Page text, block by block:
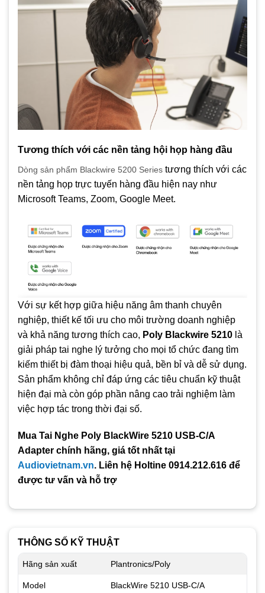
Tương thích với các nền tảng hội họp hàng đầu
Dòng sản phẩm Blackwire 5200 Series tương thích với các
nền tảng họp trực tuyến hàng đầu hiện nay như
Microsoft Teams, Zoom, Google Meet.
Với sự kết hợp giữa hiệu năng âm thanh chuyên
nghiệp, thiết kế tối ưu cho môi trường doanh nghiệp
và khả năng tương thích cao, Poly Blackwire 5210 là
giải pháp tai nghe lý tưởng cho mọi tổ chức đang tìm
kiếm thiết bị đàm thoại hiệu quả, bền bỉ và dễ sử dụng.
Sản phẩm không chỉ đáp ứng các tiêu chuẩn kỹ thuật
hiện đại mà còn góp phần nâng cao trải nghiệm làm
việc hợp tác trong thời đại số.
Mua Tai Nghe Poly BlackWire 5210 USB-C/A
Adapter chính hãng, giá tốt nhất tại
Audiovietnam.vn. Liên hệ Holtine 0914.212.616 để
được tư vấn và hỗ trợ
THÔNG SỐ KỸ THUẬT
Hãng sản xuất Plantronics/Poly
Model BlackWire 5210 USB-C/A